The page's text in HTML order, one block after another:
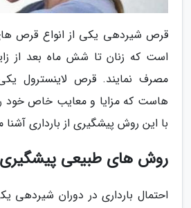
قرص شیردهی یکی از انواع قرص های
است که زنان تا شش ماه بعد از
مصرف نمایند. قرص لاینسترول
هاست که مزایا و معایب خاص خود را
با این روش پیشگیری از بارداری
روش های طبیعی پیشگیری
احتمال بارداری در دوران شیردهی